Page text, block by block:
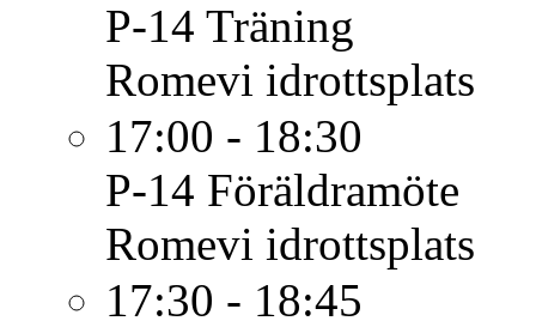
P-14 Träning
Romevi idrottsplats
17:00 - 18:30
P-14 Föräldramöte
Romevi idrottsplats
17:30 - 18:45